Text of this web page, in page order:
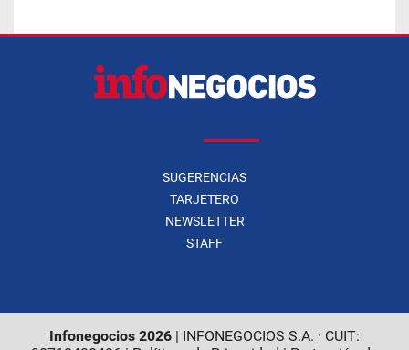
SUGERENCIAS
TARJETERO
NEWSLETTER
STAFF
Infonegocios 2026 | INFONEGOCIOS S.A. · CUIT: